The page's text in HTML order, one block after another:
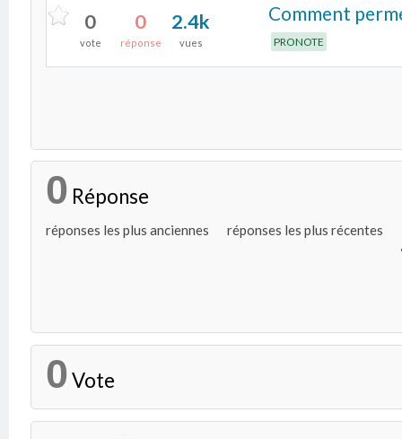
0
vote
0
réponse
2.4k
vues
Comment
PRONOTE
0 Réponse
réponses les plus anciennes réponses les plus récentes
0 Vote